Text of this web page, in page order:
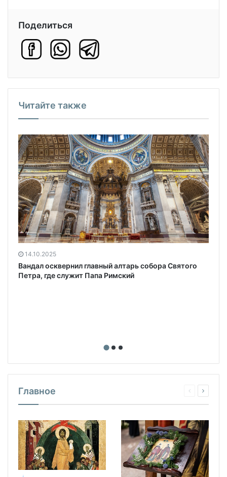
Поделиться
Читайте также
14.10.2025
Вандал осквернил главный алтарь собора Святого
Петра, где служит Папа Римский
Главное